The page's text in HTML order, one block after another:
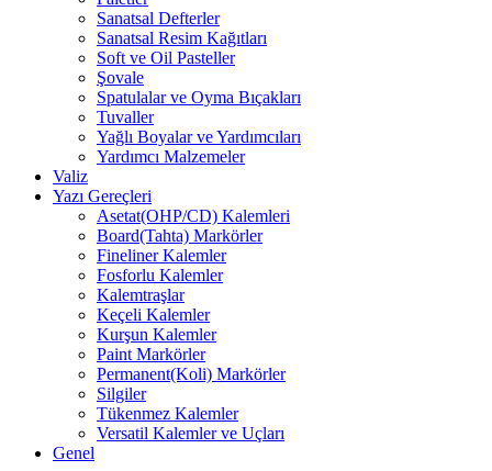
Sanatsal Defterler
Sanatsal Resim Kağıtları
Soft ve Oil Pasteller
Şovale
Spatulalar ve Oyma Bıçakları
Tuvaller
Yağlı Boyalar ve Yardımcıları
Yardımcı Malzemeler
Valiz
Yazı Gereçleri
Asetat(OHP/CD) Kalemleri
Board(Tahta) Markörler
Fineliner Kalemler
Fosforlu Kalemler
Kalemtraşlar
Keçeli Kalemler
Kurşun Kalemler
Paint Markörler
Permanent(Koli) Markörler
Silgiler
Tükenmez Kalemler
Versatil Kalemler ve Uçları
Genel